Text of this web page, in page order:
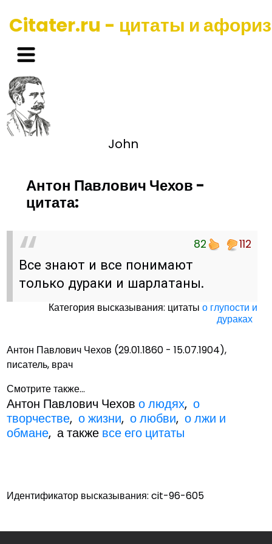
Citater.ru - цитаты и
John
Антон Павлович Чехов -
цитата:
82 112
Все знают и все понимают
только дураки и шарлатаны.
Категория высказывания: цитатыо глупости и
дураках
Антон Павлович Чехов (29.01.1860 - 15.07.1904),
писатель, врач
Смотрите также...
Антон Павлович Чехово людях,о
творчестве,о жизни,о любви,о лжи и
обмане, а также все его цитаты
Идентификатор высказывания: cit-96-605